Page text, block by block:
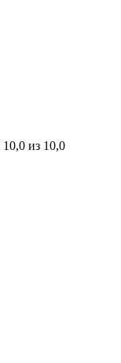
10,0 из 10,0